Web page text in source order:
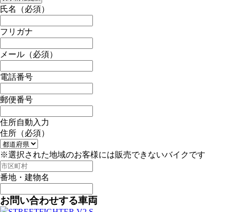
氏名 （必須）
フリガナ
メール （必須）
電話番号
郵便番号
住所自動入力
住所 （必須）
※選択された地域のお客様には販売できないバイクです
番地・建物名
お問い合わせする車両